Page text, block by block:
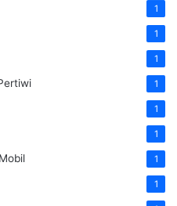
1
1
1
1
1
1
1
1